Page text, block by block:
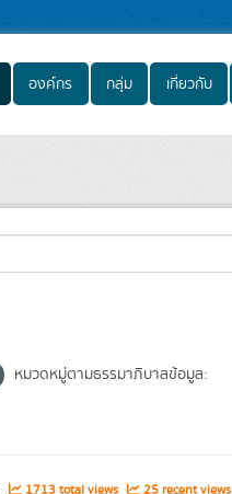
องค์กร กลุ่ม เกี่ยวกับ
หมวดหมู่ตามธรรมาภิบาลข้อมูล:
1713 total views 25 recent views